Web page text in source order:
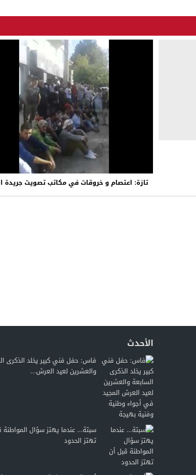
تازة: اعتصام و خروقات في مكاتب تصويت جريدة
الأحدث
فاس: حفل فني كبير يخلد الذكرى
والعشرين لعيد العرش...
سبتة… عندما يهتز سؤال المواطنة
تهتز الحدود